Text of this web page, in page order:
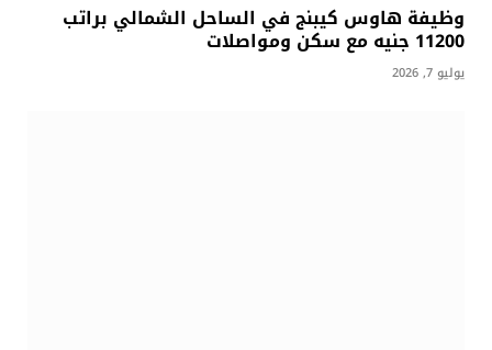
وظيفة هاوس كيبنج في الساحل الشمالي براتب
11200 جنيه مع سكن ومواصلات
يوليو 7, 2026